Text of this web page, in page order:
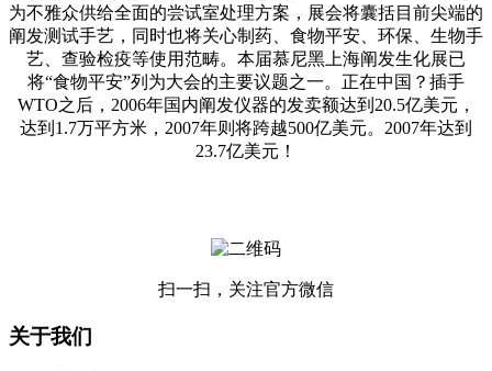
为不雅众供给全面的尝试室处理方案，展会将囊括目前尖端的
阐发测试手艺，同时也将关心制药、食物平安、环保、生物手
艺、查验检疫等使用范畴。本届慕尼黑上海阐发生化展已
将“食物平安”列为大会的主要议题之一。正在中国？插手
WTO之后，2006年国内阐发仪器的发卖额达到20.5亿美元，
达到1.7万平方米，2007年则将跨越500亿美元。2007年达到
23.7亿美元！
扫一扫，关注官方微信
关于我们